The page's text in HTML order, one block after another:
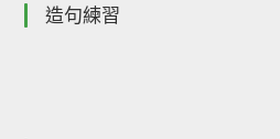
造句練習